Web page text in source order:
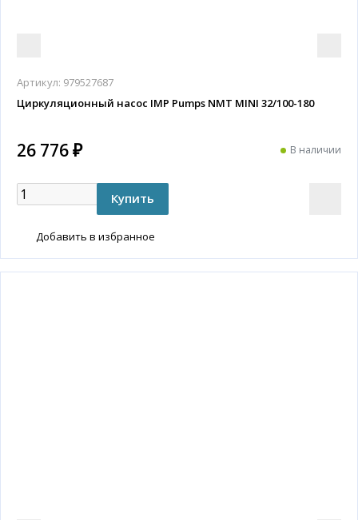
Артикул: 979527687
Циркуляционный насос IMP Pumps NMT MINI 32/100-180
26 776 ₽ В наличии
Добавить в избранное